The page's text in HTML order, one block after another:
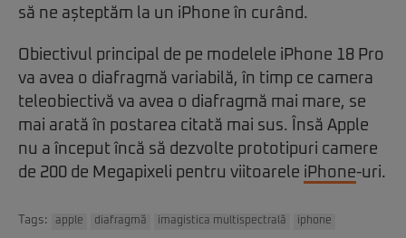
să ne așteptăm la un iPhone în curând.
Obiectivul principal de pe modelele iPhone 18 Pro
va avea o diafragmă variabilă, în timp ce camera
teleobiectivă va avea o diafragmă mai mare, se
mai arată în postarea citată mai sus. Însă Apple
nu a început încă să dezvolte prototipuri camere
de 200 de Megapixeli pentru viitoarele iPhone-uri.
Tags: apple diafragmă imagistica multispectrală iphone